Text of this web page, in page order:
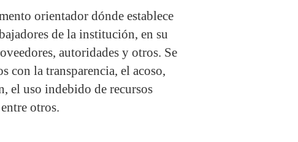
orientador dónde establece
de la institución, en su
autoridades y otros. Se
con la transparencia, el acoso,
el uso indebido de recursos
otros.